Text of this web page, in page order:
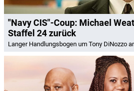
"Navy CIS"-Coup: Michael
Staffel 24 zurück
Langer Handlungsbogen um Tony DiNozzo